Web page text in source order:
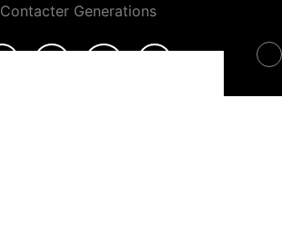
Contacter Generations